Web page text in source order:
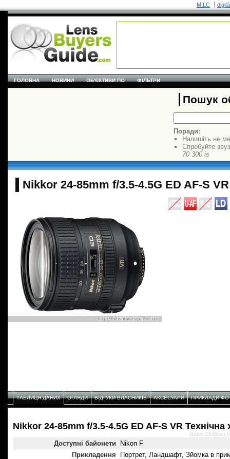
MILC
ГОЛОВНА НОВИНИ ОБ'ЄКТИВИ ПО ФІЛЬТРИ
Пошук
Поради:
Напишіть не
Спробуйте
70 300 is
Nikkor 24-85mm f/3.5-4.5G ED AF-S VR
ТАБЛИЦЯ ДАНИХ ОГЛЯДИ ВІДГУКИ ВЛАСНИКІВ АКСЕСУАРИ ПРИКЛАДИ
Nikkor 24-85mm f/3.5-4.5G ED AF-S VR Технічнa
Доступні байонети
Nikon F
Прикладення
Портрет, Ландшафт, Зйомка в
Nikkor 24-85mm